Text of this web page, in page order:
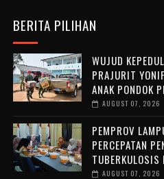
BERITA PILIHAN
WUJUD
PRAJURIT
ANAK PONDOK
AUGUST 07, 2026
PEMPROV
PERCEPATAN
AUGUST 07, 2026